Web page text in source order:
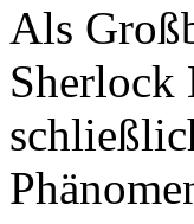
Als
Sherlock